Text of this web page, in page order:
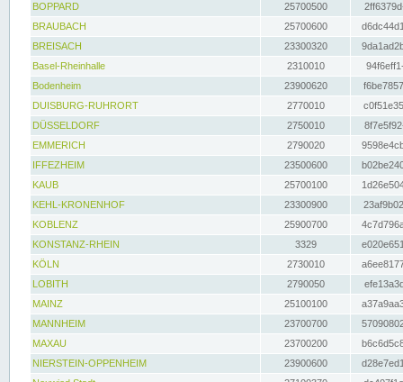
BOPPARD
25700500
BRAUBACH
25700600
BREISACH
23300320
Basel-Rheinhalle
2310010
Bodenheim
23900620
DUISBURG-RUHRORT
2770010
DÜSSELDORF
2750010
EMMERICH
2790020
IFFEZHEIM
23500600
KAUB
25700100
KEHL-KRONENHOF
23300900
KOBLENZ
25900700
KONSTANZ-RHEIN
3329
KÖLN
2730010
LOBITH
2790050
MAINZ
25100100
MANNHEIM
23700700
MAXAU
23700200
NIERSTEIN-OPPENHEIM
23900600